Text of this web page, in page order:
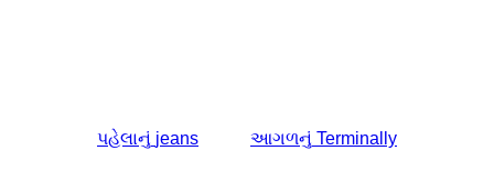
પહેલાનું jeans આગળનું Terminally